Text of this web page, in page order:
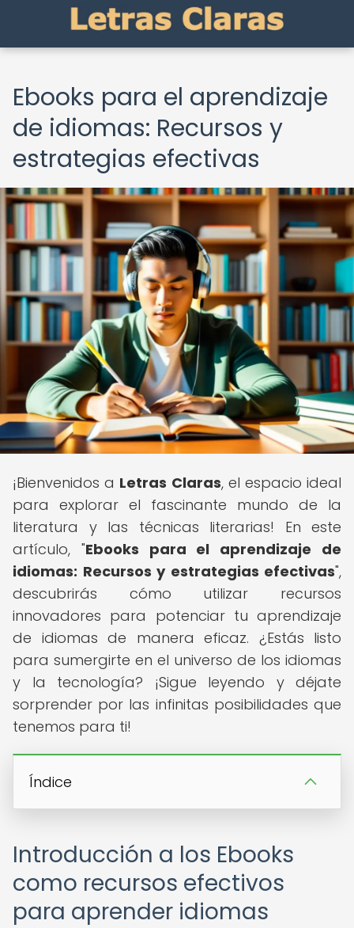
Ebooks para el aprendizaje
de idiomas: Recursos y
estrategias efectivas
¡Bienvenidos a Letras Claras, el espacio ideal
para explorar el fascinante mundo de la
literatura y las técnicas literarias! En este
artículo, "Ebooks para el aprendizaje de
idiomas: Recursos y estrategias efectivas",
descubrirás cómo utilizar recursos
innovadores para potenciar tu aprendizaje
de idiomas de manera eficaz. ¿Estás listo
para sumergirte en el universo de los idiomas
y la tecnología? ¡Sigue leyendo y déjate
sorprender por las infinitas posibilidades que
tenemos para ti!
Índice
Introducción a los Ebooks
como recursos efectivos
para aprender idiomas